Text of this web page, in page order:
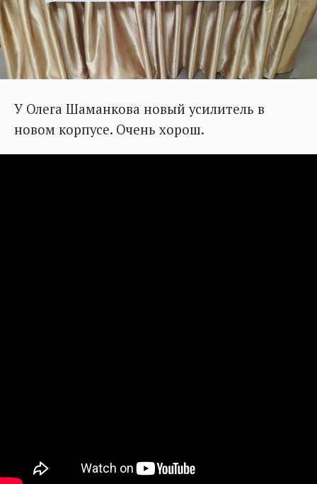
У Олега Шаманкова новый усилитель в
новом корпусе. Очень хорош.